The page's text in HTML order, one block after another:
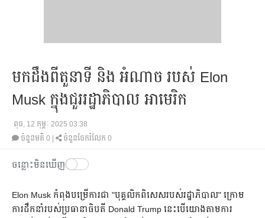
មកដឹងពីតួនាទី និង​ អំណាច របស់ Elon
Musk ក្នុងជួររដ្ឋាភិបាល អាមេរិក
ពុធ, 12 កុម្ភៈ 2025 03:38
ចំនួនមតិ 0 ចំនួនចែករំលែក 0
ចន្លោះមិនឃើញ
Elon Musk កំពុងបម្រើការជា "បុគ្គលិកពិសេសរបស់រដ្ឋាភិបាល" ក្រោម
ការដឹកនាំរបស់ប្រធានាធិបតី Donald Trump នេះបើយោងតាមការ